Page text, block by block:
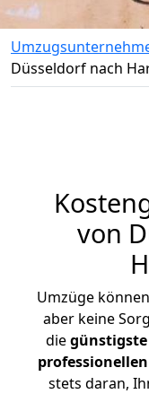
Düsseldorf nach
von
Umzüge
aber keine
diegünstigste
stets daran,